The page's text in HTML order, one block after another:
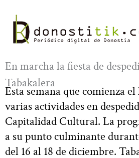
contenido
En marcha la fiesta de
Tabakalera
Esta semana que comienza
varias actividades en
Capitalidad Cultural. La
a su punto culminante
del 16 al 18 de diciembre.